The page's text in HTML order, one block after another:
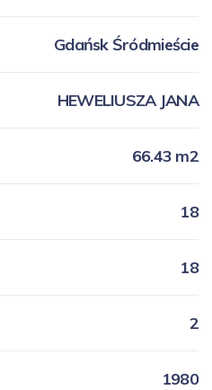
Gdańsk Śródmieście
HEWELIUSZA JANA
66.43 m2
18
18
2
1980